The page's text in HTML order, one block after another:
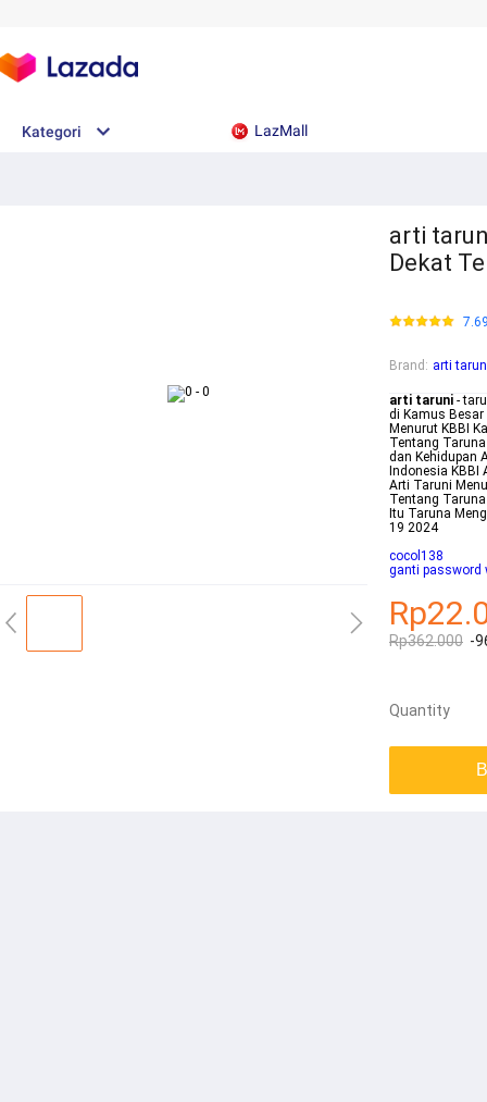
Kategori LazMall
arti
Dekat
Brand : arti
arti taruni -
di Kamus
Menurut KBBI
Tentang
dan Kehidupan
Indonesia KBBI
Arti Taruni
Tentang
Itu Taruna
19 2024
cocol138
ganti password
Rp362.000 -
Quantity